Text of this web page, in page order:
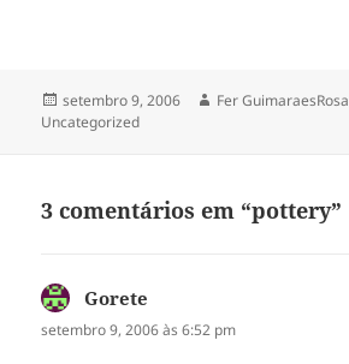
Publicado
em
setembro 9, 2006 Autor
Fer GuimaraesRosa
Uncategorized
3 comentários em “pottery”
Gorete
setembro 9, 2006 às 6:52 pm